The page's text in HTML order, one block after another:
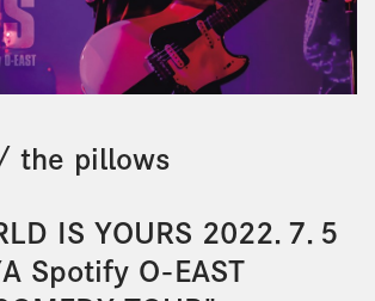
the pillows
IS YOURS 2022．7．5
Spotify O-EAST